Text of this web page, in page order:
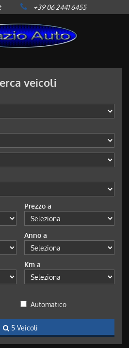
+39 06 2441 6455
veicoli
Prezzo a
Anno a
Km a
Automatico
5 Veicoli